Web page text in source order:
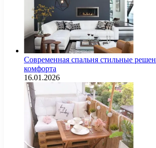
Современная спальня стильные
комфорта
16.01.2026